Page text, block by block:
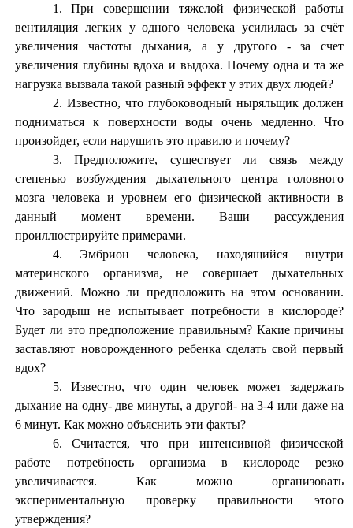
При совершении тяжелой физической работы
вентиляция легких у одного человека усилилась за счёт
увеличения частоты дыхания, а у другого - за счет
увеличения глубины вдоха и выдоха. Почему одна и та же
нагрузка вызвала такой разный эффект у этих двух людей?
Известно, что глубоководный ныряльщик должен
подниматься к поверхности воды очень медленно. Что
произойдет, если нарушить это правило и почему?
Предположите, существует ли связь между
степенью возбуждения дыхательного центра головного
мозга человека и уровнем его физической активности в
данный момент времени. Ваши рассуждения
проиллюстрируйте примерами.
Эмбрион человека, находящийся внутри
материнского организма, не совершает дыхательных
движений. Можно ли предположить на этом основании.
Что зародыш не испытывает потребности в кислороде?
Будет ли это предположение правильным? Какие причины
заставляют новорожденного ребенка сделать свой первый
вдох?
Известно, что один человек может задержать
дыхание на одну- две минуты, а другой- на 3-4 или даже на
6 минут. Как можно объяснить эти факты?
Считается, что при интенсивной физической
работе потребность организма в кислороде резко
увеличивается. Как можно организовать
экспериментальную проверку правильности этого
утверждения?